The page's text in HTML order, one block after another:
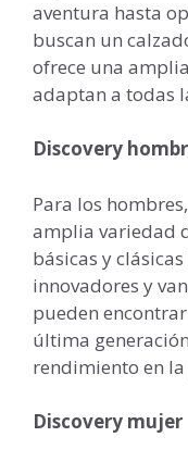
aventura hasta
buscan un
ofrece una
adaptan a todas
Discovery
Para los
amplia variedad
básicas y
innovadores y
pueden
última
rendimiento en
Discovery mujer